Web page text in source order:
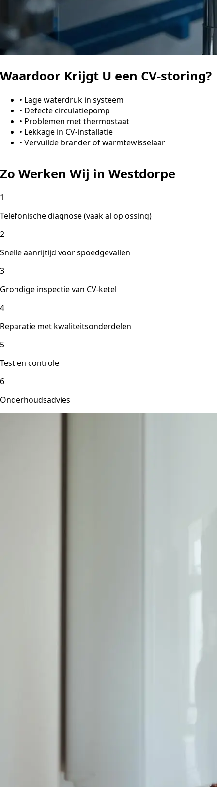
Waardoor Krijgt U een CV-storing?
• Lage waterdruk in systeem
• Defecte circulatiepomp
• Problemen met thermostaat
• Lekkage in CV-installatie
• Vervuilde brander of warmtewisselaar
Zo Werken Wij in Westdorpe
1
Telefonische diagnose (vaak al oplossing)
2
Snelle aanrijtijd voor spoedgevallen
3
Grondige inspectie van CV-ketel
4
Reparatie met kwaliteitsonderdelen
5
Test en controle
6
Onderhoudsadvies